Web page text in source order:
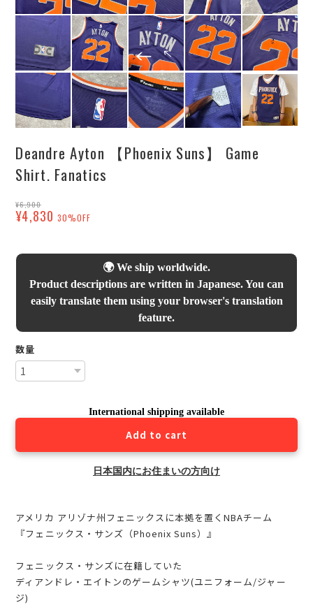
Deandre Ayton 【Phoenix Suns】 Game
Shirt. Fanatics
¥6,900
¥4,830 30%OFF
🌍 We ship worldwide.
Product descriptions are written in Japanese. You can
easily translate them using your browser's translation
feature.
数量
International shipping available
Add to cart
日本国内にお住まいの方向け
アメリカ アリゾナ州フェニックスに本拠を置くNBAチーム
『フェニックス・サンズ（Phoenix Suns）』
フェニックス・サンズに在籍していた
ディアンドレ・エイトンのゲームシャツ(ユニフォーム/ジャー
ジ)